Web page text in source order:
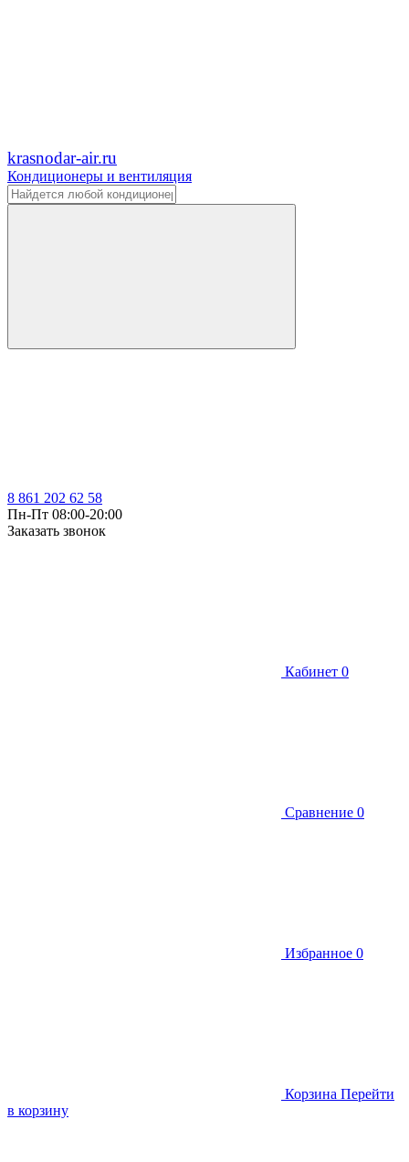
krasnodar-air.ru
Кондиционеры и вентиляция
8 861 202 62 58
Пн-Пт 08:00-20:00
Заказать звонок
Кабинет 0
Сравнение 0
Избранное 0
Корзина Перейти
в корзину